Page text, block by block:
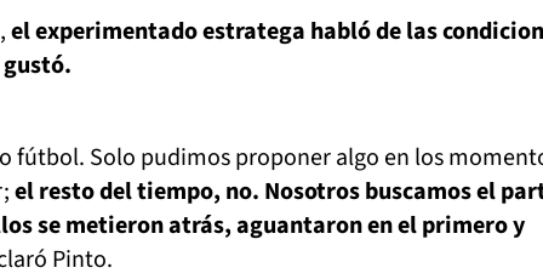
el experimentado estratega habló de las
fútbol. Solo pudimos proponer algo en los
el resto del tiempo, no. Nosotros buscamos el
se metieron atrás, aguantaron en el primero y
Pinto.